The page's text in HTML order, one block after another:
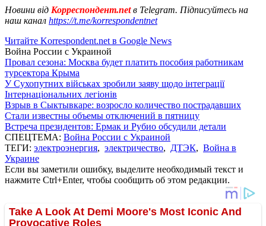
Новини від Корреспондент.netв Telegram. Підписуйтесь на
наш канал https://t.me/korrespondentnet
Читайте Korrespondent.net в Google News
Война России с Украиной
Провал сезона: Москва будет платить пособия работникам
турсектора Крыма
У Сухопутних військах зробили заяву щодо інтеграції
Інтернаціональних легіонів
Взрыв в Сыктывкаре: возросло количество пострадавших
Стали известны объемы отключений в пятницу
Встреча президентов: Ермак и Рубио обсудили детали
СПЕЦТЕМА: Война России с Украиной
ТЕГИ: электроэнергия, электричество, ДТЭК, Война в
Украине
Если вы заметили ошибку, выделите необходимый текст и
нажмите Ctrl+Enter, чтобы сообщить об этом редакции.